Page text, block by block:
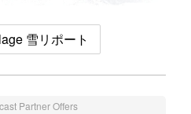
雪リポート
Partner Offers